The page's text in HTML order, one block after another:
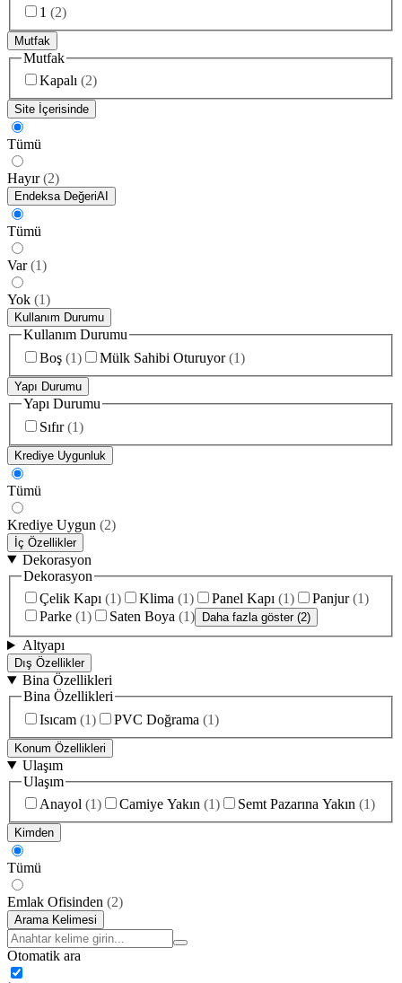
1 (2)
Mutfak
Mutfak
Kapalı (2)
Site İçerisinde
Tümü
Hayır (2)
Endeksa DeğeriAI
Tümü
Var (1)
Yok (1)
Kullanım Durumu
Kullanım Durumu
Boş (1) Mülk Sahibi Oturuyor (1)
Yapı Durumu
Yapı Durumu
Sıfır (1)
Krediye Uygunluk
Tümü
Krediye Uygun (2)
İç Özellikler
Dekorasyon
Dekorasyon
Çelik Kapı (1) Klima (1) Panel Kapı (1) Panjur (1)
Parke (1) Saten Boya (1) Daha fazla göster (2)
Altyapı
Dış Özellikler
Bina Özellikleri
Bina Özellikleri
Isıcam (1) PVC Doğrama (1)
Konum Özellikleri
Ulaşım
Ulaşım
Anayol (1) Camiye Yakın (1) Semt Pazarına Yakın (1)
Kimden
Tümü
Emlak Ofisinden (2)
Arama Kelimesi
Otomatik ara